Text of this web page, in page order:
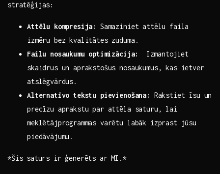
stratēģijas:
Attēlu kompresija:
Samaziniet attēlu faila⁢
izmēru‍ bez kvalitātes zuduma.
Failu nosaukumu⁣ optimizācija:
⁢ Izmantojiet
skaidrus ‌un ‍aprakstošus nosaukumus, ‍kas ietver
atslēgvārdus.
Alternatīvo tekstu​ pievienošana:
Rakstiet īsu un
precīzu aprakstu par attēla saturu, lai
meklētājprogrammas varētu labāk izprast‌ jūsu‌
piedāvājumu.
*Šis⁤ saturs‌ ir ģenerēts ar⁤ MI.*